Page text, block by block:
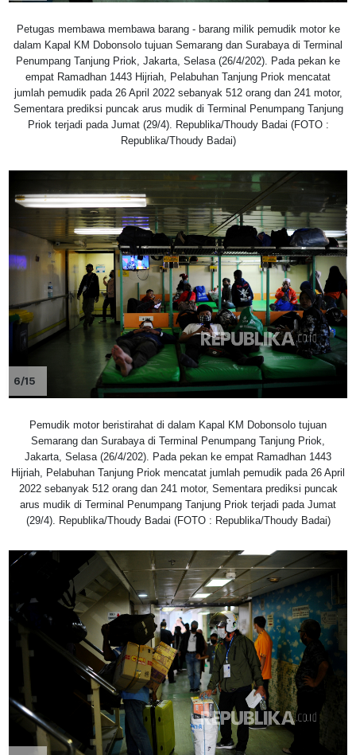
Petugas membawa membawa barang - barang milik pemudik motor ke
dalam Kapal KM Dobonsolo tujuan Semarang dan Surabaya di Terminal
Penumpang Tanjung Priok, Jakarta, Selasa (26/4/202). Pada pekan ke
empat Ramadhan 1443 Hijriah, Pelabuhan Tanjung Priok mencatat
jumlah pemudik pada 26 April 2022 sebanyak 512 orang dan 241 motor,
Sementara prediksi puncak arus mudik di Terminal Penumpang Tanjung
Priok terjadi pada Jumat (29/4). Republika/Thoudy Badai (FOTO :
Republika/Thoudy Badai)
6/15
Pemudik motor beristirahat di dalam Kapal KM Dobonsolo tujuan
Semarang dan Surabaya di Terminal Penumpang Tanjung Priok,
Jakarta, Selasa (26/4/202). Pada pekan ke empat Ramadhan 1443
Hijriah, Pelabuhan Tanjung Priok mencatat jumlah pemudik pada 26 April
2022 sebanyak 512 orang dan 241 motor, Sementara prediksi puncak
arus mudik di Terminal Penumpang Tanjung Priok terjadi pada Jumat
(29/4). Republika/Thoudy Badai (FOTO : Republika/Thoudy Badai)